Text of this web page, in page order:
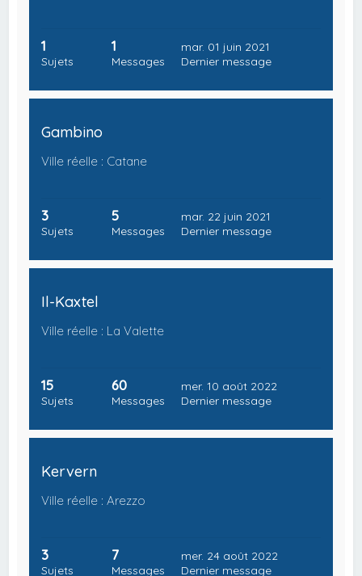
1
Sujets
1
Messages
mar. 01 juin 2021
Dernier message
Gambino
Ville réelle : Catane
3
Sujets
5
Messages
mar. 22 juin 2021
Dernier message
Il-Kaxtel
Ville réelle : La Valette
15
Sujets
60
Messages
mer. 10 août 2022
Dernier message
Kervern
Ville réelle : Arezzo
3
Sujets
7
Messages
mer. 24 août 2022
Dernier message